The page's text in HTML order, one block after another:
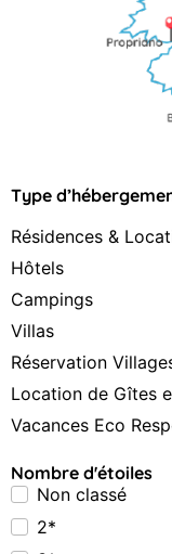
Type
Résidences &
Hôtels
Campings
Villas
Réservation
Location de Gîtes
Vacances Eco
Nombre d'étoiles
Non classé
2*